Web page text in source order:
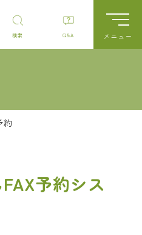
検索 Q&A
約
予約シス